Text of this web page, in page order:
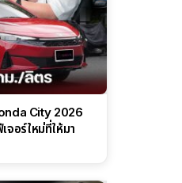
City 2026
จอร์ใหม่ที่ให้มา